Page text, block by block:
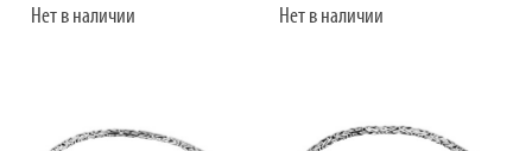
Нет в наличии Нет в наличии